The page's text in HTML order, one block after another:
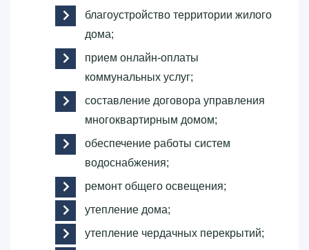
благоустройство территории жилого
дома;
прием онлайн-оплаты
коммунальных услуг;
составление договора управления
многоквартирным домом;
обеспечение работы систем
водоснабжения;
ремонт общего освещения;
утепление дома;
утепление чердачных перекрытий;